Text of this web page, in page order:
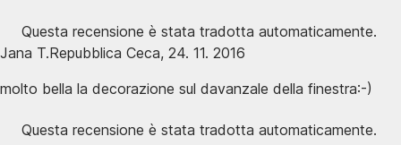
Questa recensione è stata tradotta automaticamente.
Jana T.Repubblica Ceca, 24. 11. 2016
molto bella la decorazione sul davanzale della finestra:-)
Questa recensione è stata tradotta automaticamente.